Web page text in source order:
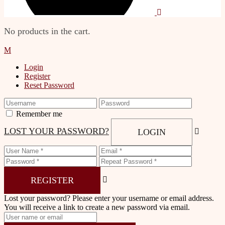
No products in the cart.
Login
Register
Reset Password
Remember me
LOST YOUR PASSWORD? LOGIN
REGISTER
Lost your password? Please enter your username or email address.
You will receive a link to create a new password via email.